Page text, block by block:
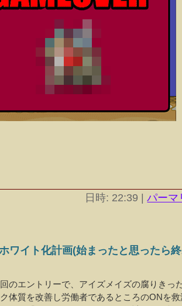
日時: 22:39 | パーマ
ワイト化計画(始まったと思ったら
のエントリーで、アイズメイズの腐りきっ
体質を改善し労働者であるところのONを